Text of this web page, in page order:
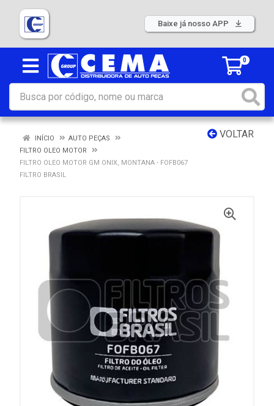
Baixe já nosso APP
0
VOLTAR
INÍCIO
AUTO PEÇAS
FILTRO OLEO MOTOR
FILTRO OLEO MOTOR GM ONIX, MONTANA - FOFB067
FILTRO BRASIL